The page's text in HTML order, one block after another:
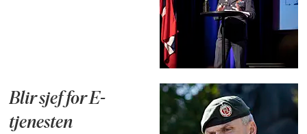
Blir sjef for E-
tjenesten